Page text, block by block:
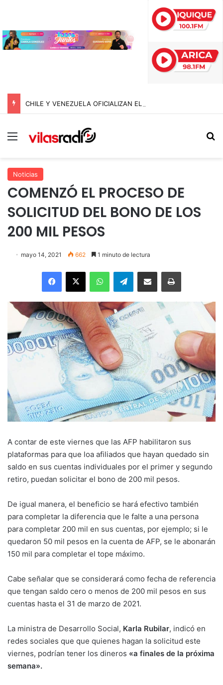
Menú
Noticias
COMENZÓ EL PROCESO DE
SOLICITUD DEL BONO DE LOS
200 MIL PESOS
mayo 14, 2021 662 1 minuto de lectura
Facebook
X WhatsAppTelegramEnviar vía email Imprimir
A contar de este viernes que las AFP habilitaron sus
plataformas para que loa afiliados que hayan quedado sin
saldo en sus cuentas individuales por el primer y segundo
retiro, puedan solicitar el bono de 200 mil pesos.
De igual manera, el beneficio se hará efectivo también
para completar la diferencia que le falte a una persona
para completar 200 mil en sus cuentas, por ejemplo; si le
quedaron 50 mil pesos en la cuenta de AFP, se le abonarán
150 mil para completar el tope máximo.
Cabe señalar que se considerará como fecha de referencia
que tengan saldo cero o menos de 200 mil pesos en sus
cuentas hasta el 31 de marzo de 2021.
La ministra de Desarrollo Social, Karla Rubilar, indicó en
redes sociales que que quienes hagan la solicitud este
viernes, podrían tener los dineros «a finales de la próxima
semana».